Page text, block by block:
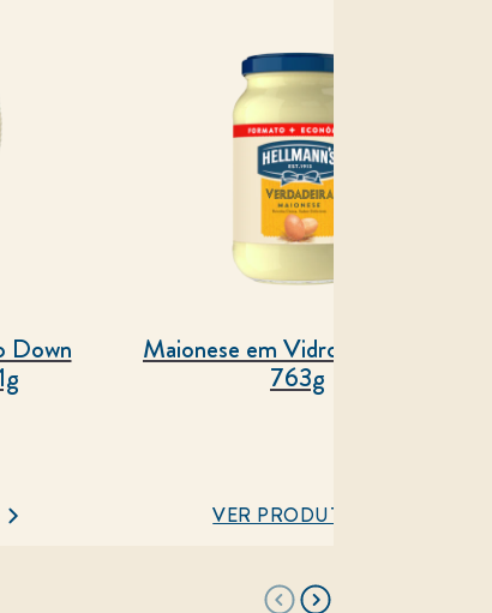
Down Maionese em Vidro Hellmann's
763g
VER PRODUTO